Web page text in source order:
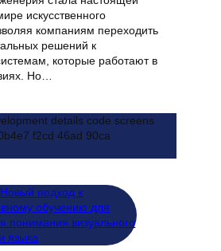
искусственного
компаниям переходить
решений к
которые работают в
Но…